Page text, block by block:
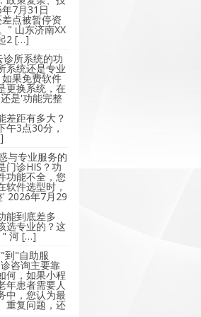
7月31日
点被暂停资
" 山东济南XX
2 […]
诊所系统的功
系统还是专业
果免费软件
更换系统，在
是'功能完整
差距有多大？
3点30分，
与专业服务的
门诊HIS？功
功能不全，您
软件选型时，
' 2026年7月29
能到底差多
选专业的？这
" 河 […]
到"自助服
咨询主要靠
何，如果小程
年患者需要人
中，您认为最
重复问题，还